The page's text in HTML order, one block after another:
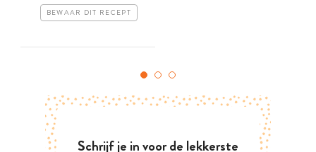
BEWAAR DIT RECEPT
Schrijf je in voor de lekkerste